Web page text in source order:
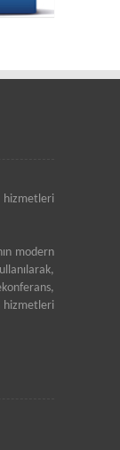
modern
hizmetleri